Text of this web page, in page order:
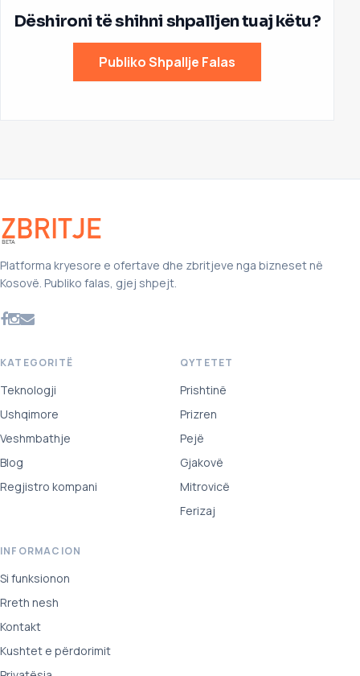
Dëshironi të shihni shpalljen tuaj këtu?
Publiko Shpallje Falas
Platforma kryesore e ofertave dhe zbritjeve nga bizneset në
Kosovë. Publiko falas, gjej shpejt.
KATEGORITË
Teknologji
Ushqimore
Veshmbathje
Blog
Regjistro kompani
QYTETET
Prishtinë
Prizren
Pejë
Gjakovë
Mitrovicë
Ferizaj
INFORMACION
Si funksionon
Rreth nesh
Kontakt
Kushtet e përdorimit